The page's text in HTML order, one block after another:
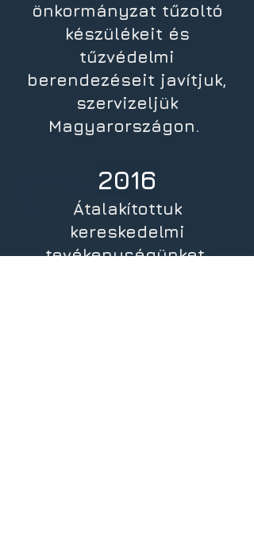
önkormányzat tűzoltó
készülékeit és
tűzvédelmi
berendezéseit javítjuk,
szervizeljük
Magyarországon.
Átalakítottuk
kereskedelmi
tevékenységünket,
2016